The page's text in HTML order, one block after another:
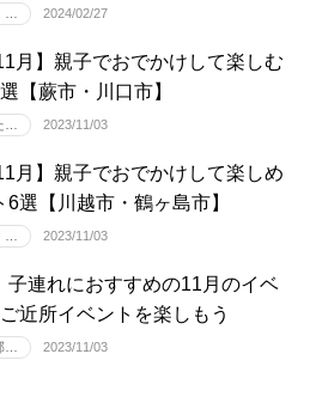
… 2024/02/27
月】親子でおでかけして楽しむ
【蕨市・川口市】
… 2023/11/03
月】親子でおでかけして楽しめ
6選【川越市・鶴ヶ島市】
… 2023/11/03
子連れにおすすめの11月のイベ
近所イベントを楽しもう
… 2023/11/03